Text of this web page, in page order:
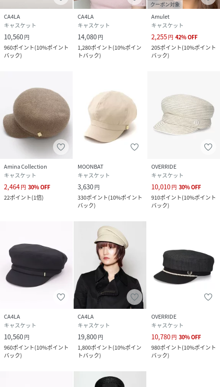
CA4LA
キャスケット
10,560円
960ポイント(10%ポイント
バック)
CA4LA
キャスケット
14,080円
1,280ポイント(10%ポイン
トバック)
クーポン対象
Amulet
キャスケット
2,255円 42%OFF
205ポイント(10%ポイント
バック)
Amina Collection
キャスケット
2,464円 30%OFF
22ポイント(1倍)
MOONBAT
キャスケット
3,630円
330ポイント(10%ポイント
バック)
OVERRIDE
キャスケット
10,010円 30%OFF
910ポイント(10%ポイント
バック)
CA4LA
キャスケット
10,560円
960ポイント(10%ポイント
バック)
CA4LA
キャスケット
19,800円
1,800ポイント(10%ポイン
トバック)
OVERRIDE
キャスケット
10,780円 30%OFF
980ポイント(10%ポイント
バック)